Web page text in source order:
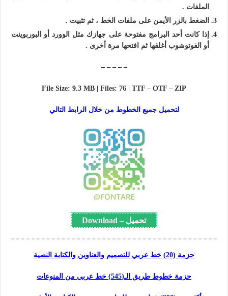
الملفات .
الضغط بالزر الأيمن على ملفات الخط ، ثم تثبيت .
إذا كانت أحد البرامج مفتوحة على جهازك مثل الوورد أو البوربوينت
أو الفوتوشوب أغلقها ثم افتحها مرة أخرى .
– – – – –
File Size: 9.3 MB | Files: 76 | TTF – OTF – ZIP
لتحميل جميع الخطوط من خلال الرابط التالي
تحميل – Download
حزمة (20) خط عربي للتصميم والعناوين والكتابة النصية
حزمة خطوط طريق الـ(545) خط عربي من المنوعات